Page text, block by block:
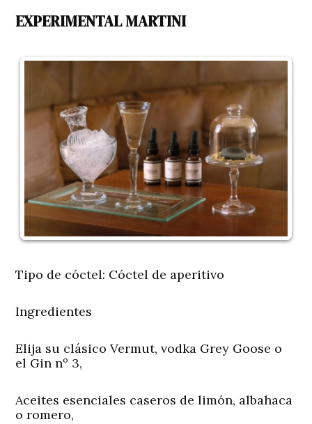
EXPERIMENTAL MARTINI
Tipo de cóctel: Cóctel de aperitivo
Ingredientes
Elija su clásico Vermut, vodka Grey Goose o
el Gin nº 3,
Aceites esenciales caseros de limón, albahaca
o romero,